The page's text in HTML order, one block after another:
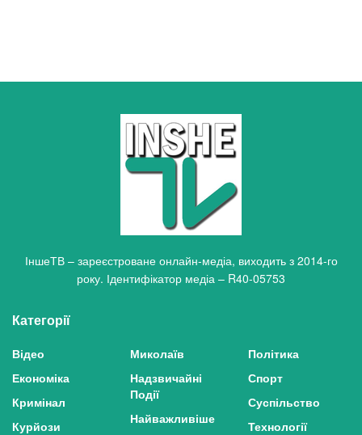
ІншеТВ – зареєстроване онлайн-медіа, виходить з 2014-го
року. Ідентифікатор медіа – R40-05753
Категорії
Відео
Економіка
Кримінал
Курйози
Миколаїв
Надзвичайні
Події
Найважливіше
Політика
Спорт
Суспільство
Технології